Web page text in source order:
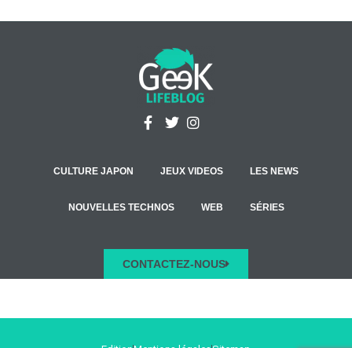
CULTURE JAPON JEUX VIDEOS LES NEWS
NOUVELLES TECHNOS WEB SÉRIES
CONTACTEZ-NOUS